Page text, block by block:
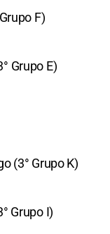
F)
Grupo E)
(3° Grupo K)
Grupo I)